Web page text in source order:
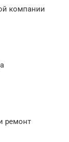
компании
ремонт